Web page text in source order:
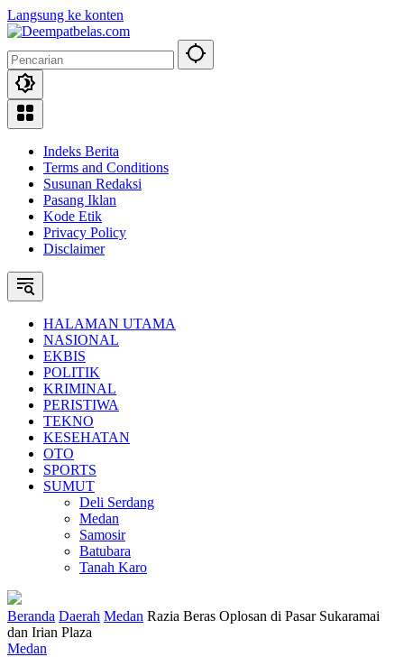
Langsung ke konten
Indeks Berita
Terms and Conditions
Susunan Redaksi
Pasang Iklan
Kode Etik
Privacy Policy
Disclaimer
HALAMAN UTAMA
NASIONAL
EKBIS
POLITIK
KRIMINAL
PERISTIWA
TEKNO
KESEHATAN
OTO
SPORTS
SUMUT
Deli Serdang
Medan
Samosir
Batubara
Tanah Karo
Beranda Daerah Medan Razia Beras Oplosan di Pasar Sukaramai
dan Irian Plaza
Medan